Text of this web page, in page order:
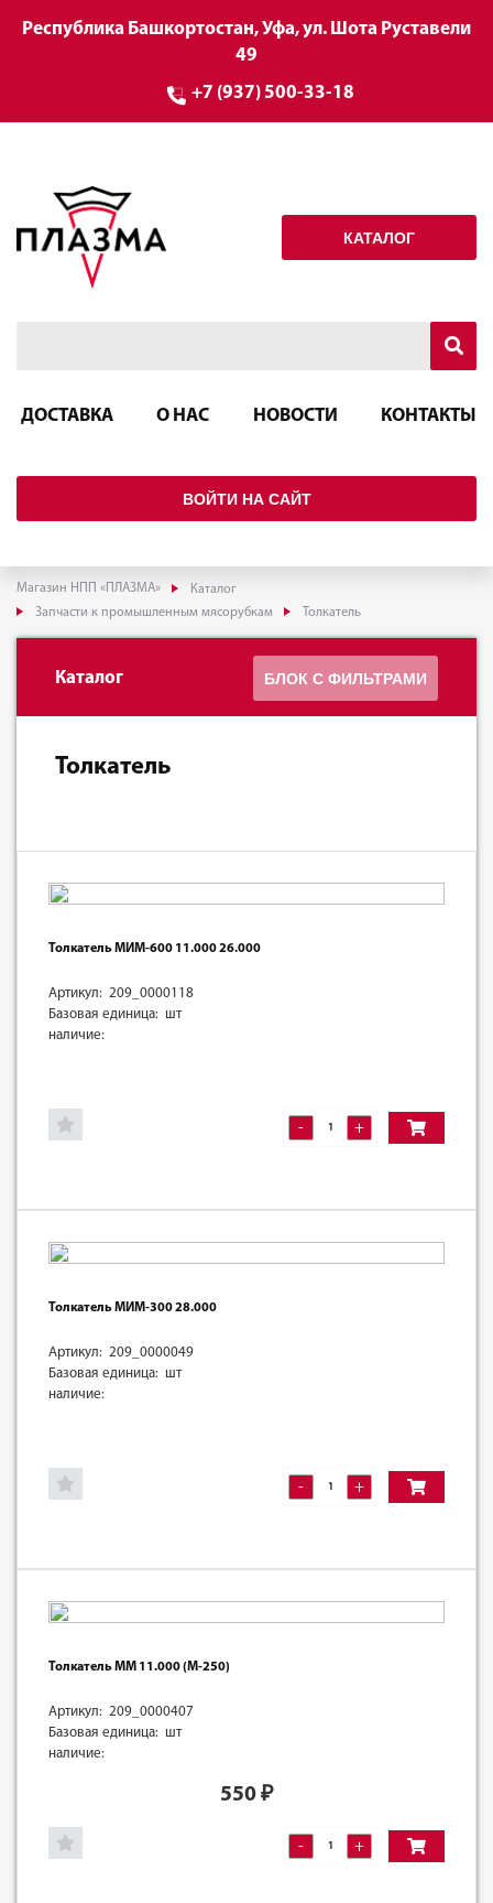
Республика Башкортостан, Уфа, ул. Шота Руставели
49
+7 (937) 500-33-18
КАТАЛОГ
ДОСТАВКА О НАС НОВОСТИ КОНТАКТЫ
ВОЙТИ НА САЙТ
Магазин НПП «ПЛАЗМА»
Каталог
Запчасти к промышленным мясорубкам
Толкатель
Каталог БЛОК С ФИЛЬТРАМИ
Толкатель
Толкатель МИМ-600 11.000 26.000
Артикул: 209_0000118
Базовая единица: шт
наличие:
- +
Толкатель МИМ-300 28.000
Артикул: 209_0000049
Базовая единица: шт
наличие:
- +
Толкатель ММ 11.000 (М-250)
Артикул: 209_0000407
Базовая единица: шт
наличие:
550 ₽
- +